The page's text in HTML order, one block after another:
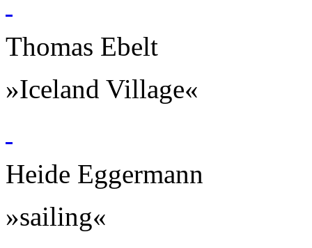
Thomas Ebelt
»Iceland Village«
Heide Eggermann
»sailing«